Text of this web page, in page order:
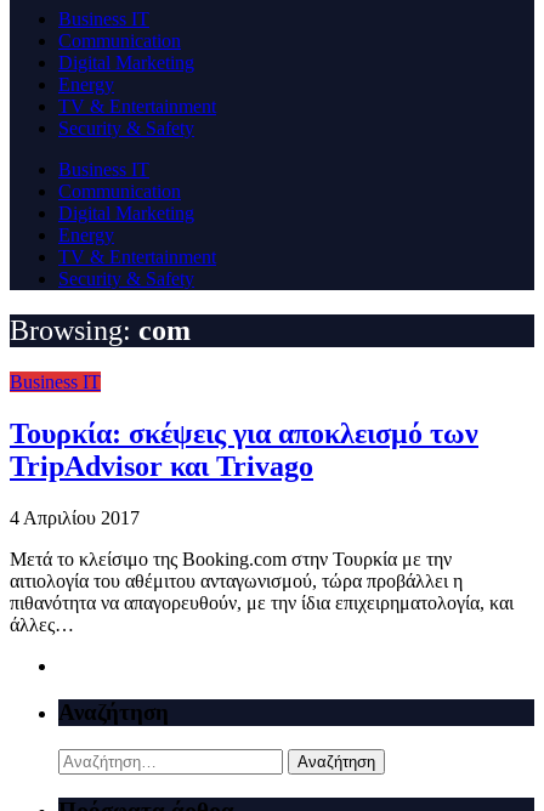
Business IT
Communication
Digital Marketing
Energy
TV & Entertainment
Security & Safety
Business IT
Communication
Digital Marketing
Energy
TV & Entertainment
Security & Safety
Browsing: com
Business IT
Τουρκία: σκέψεις για αποκλεισμό των
TripAdvisor και Trivago
4 Απριλίου 2017
Mετά το κλείσιμο της Booking.com στην Τουρκία με την
αιτιολογία του αθέμιτου ανταγωνισμού, τώρα προβάλλει η
πιθανότητα να απαγορευθούν, με την ίδια επιχειρηματολογία, και
άλλες…
Αναζήτηση
Αναζήτηση
για: